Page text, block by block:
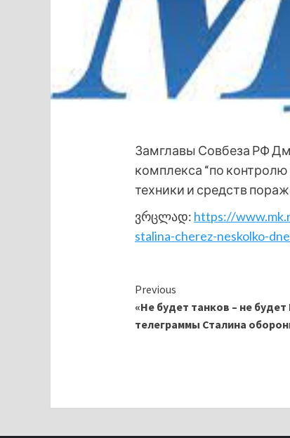
Замглавы Совбеза РФ
комплекса “по
техники и средств
ვრცლად: https://
stalina-cherez-neskolko-
Continue
Reading
Previous
«Не будет танков – не
телеграммы Сталина